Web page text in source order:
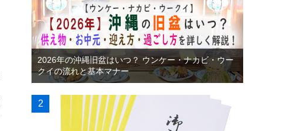
2026年の沖縄旧盆はいつ？ ウンケー・ナカビ・ウー
クイの流れと基本マナー